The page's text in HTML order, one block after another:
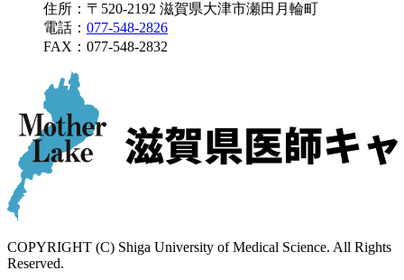
住所：〒520-2192 滋賀県大津市瀬田月輪町
電話： 077-548-2826
FAX： 077-548-2832
COPYRIGHT (C) Shiga University of Medical Science. All Rights
Reserved.